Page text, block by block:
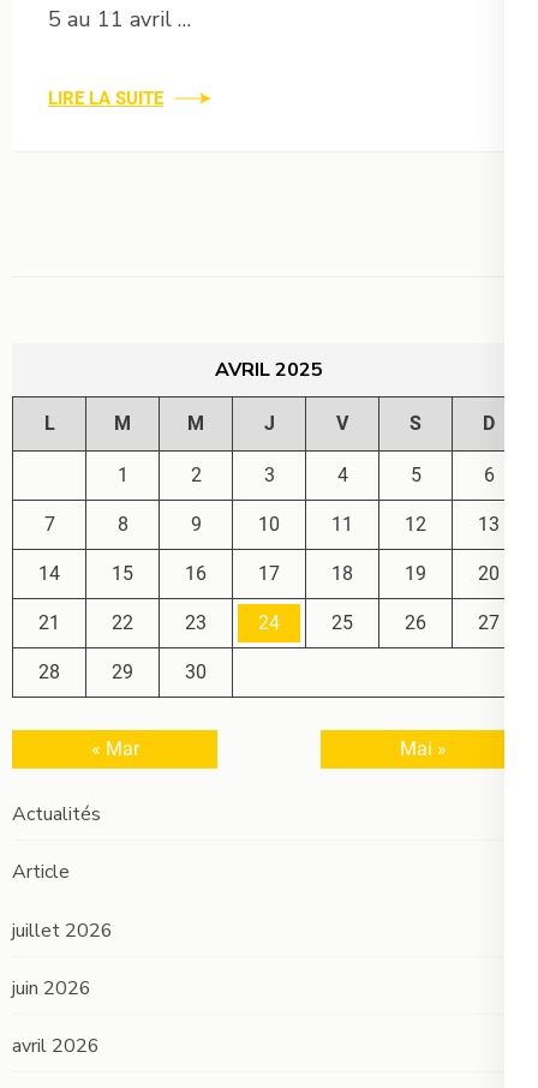
5 au 11 avril …
LIRE LA SUITE
AVRIL 2025
L M M J V S D
1 2 3 4 5 6
7 8 9 10 11 12 13
14 15 16 17 18 19 20
21 22 23 24 25 26 27
28 29 30
« Mar Mai »
Actualités
Article
juillet 2026
juin 2026
avril 2026